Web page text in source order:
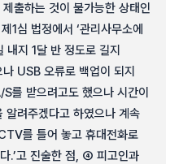
출하는 것이 불가능한 상태인
심 법정에서 ‘관리사무소에
지 1달 반 정도로 길지
USB 오류로 백업이 되지
를 받으려고도 했으나 시간이
알려주겠다고 하였으나 계속
를 틀어 놓고 휴대전화로
.’고 진술한 점, ④ 피고인과